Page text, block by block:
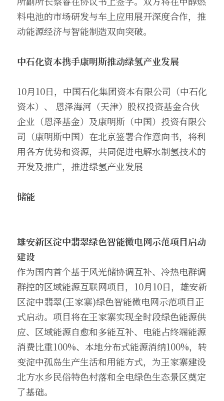
料电池的市场研发与车上应用展开深度合作，推
动能源经济与智能制造双向突破。
中石化资本携手康明斯推动绿氢产业发展
10月10日，中国石化集团资本有限公司（中石化
资本）、 恩泽海河（天津）股权投资基金合伙
企业（恩泽基金）及康明斯（中国）投资有限公
司（康明斯中国）在北京签署合作意向书，将利
用各方优势和资源，共同促进电解水制氢技术的
开发及推广，推进绿氢产业发展
储能
雄安新区淀中翡翠绿色智能微电网示范项目启动
建设
作为国内首个基于风光储协调互补、冷热电群调
群控的区域能源互联网项目，10月10日，雄安新
区淀中翡翠(王家寨)绿色智能微电网示范项目正
式启动。项目将在王家寨实现全时段绿色能源供
应、区域能源自愈和多能互补、电能占终端能源
消费比重100%、本地分布式能源消纳100%，转
变淀中孤岛生产生活和用能方式，为王家寨建设
北方水乡民俗特色村落和全电绿色生态景区奠定
了基础。